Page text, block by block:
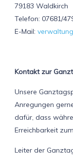
79183 Waldkirch
Telefon: 07681/
E-Mail:
Kontakt zur
Unsere
Anregungen
dafür, dass
Erreichbarkeit
Leiter der